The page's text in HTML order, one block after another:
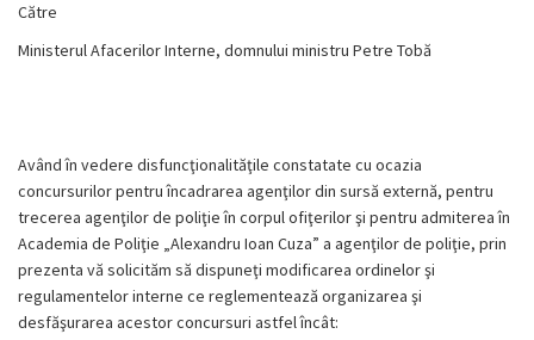
Către
Ministerul Afacerilor Interne, domnului ministru Petre Tobă
Având în vedere disfuncţionalităţile constatate cu ocazia
concursurilor pentru încadrarea agenţilor din sursă externă, pentru
trecerea agenţilor de poliţie în corpul ofiţerilor şi pentru admiterea în
Academia de Poliţie „Alexandru Ioan Cuza” a agenţilor de poliţie, prin
prezenta vă solicităm să dispuneţi modificarea ordinelor şi
regulamentelor interne ce reglementează organizarea şi
desfăşurarea acestor concursuri astfel încât: